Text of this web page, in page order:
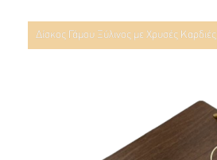
Δίσκος Γάμου Ξύλινος με Χρυσές Καρδιές